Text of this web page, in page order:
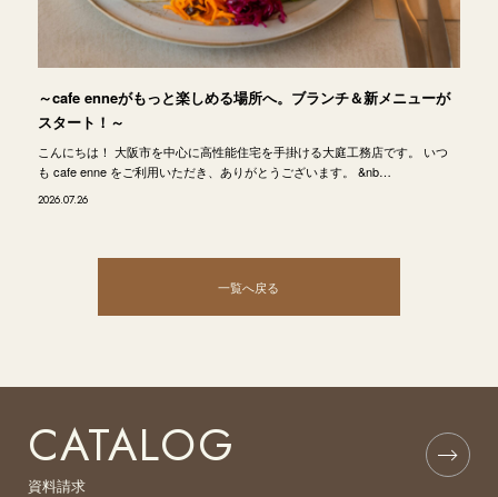
～cafe enneがもっと楽しめる場所へ。ブランチ＆新メニューが
スタート！～
こんにちは！ 大阪市を中心に高性能住宅を手掛ける大庭工務店です。 いつ
も cafe enne をご利用いただき、ありがとうございます。 &nb…
2026.07.26
一覧へ戻る
CATALOG
資料請求